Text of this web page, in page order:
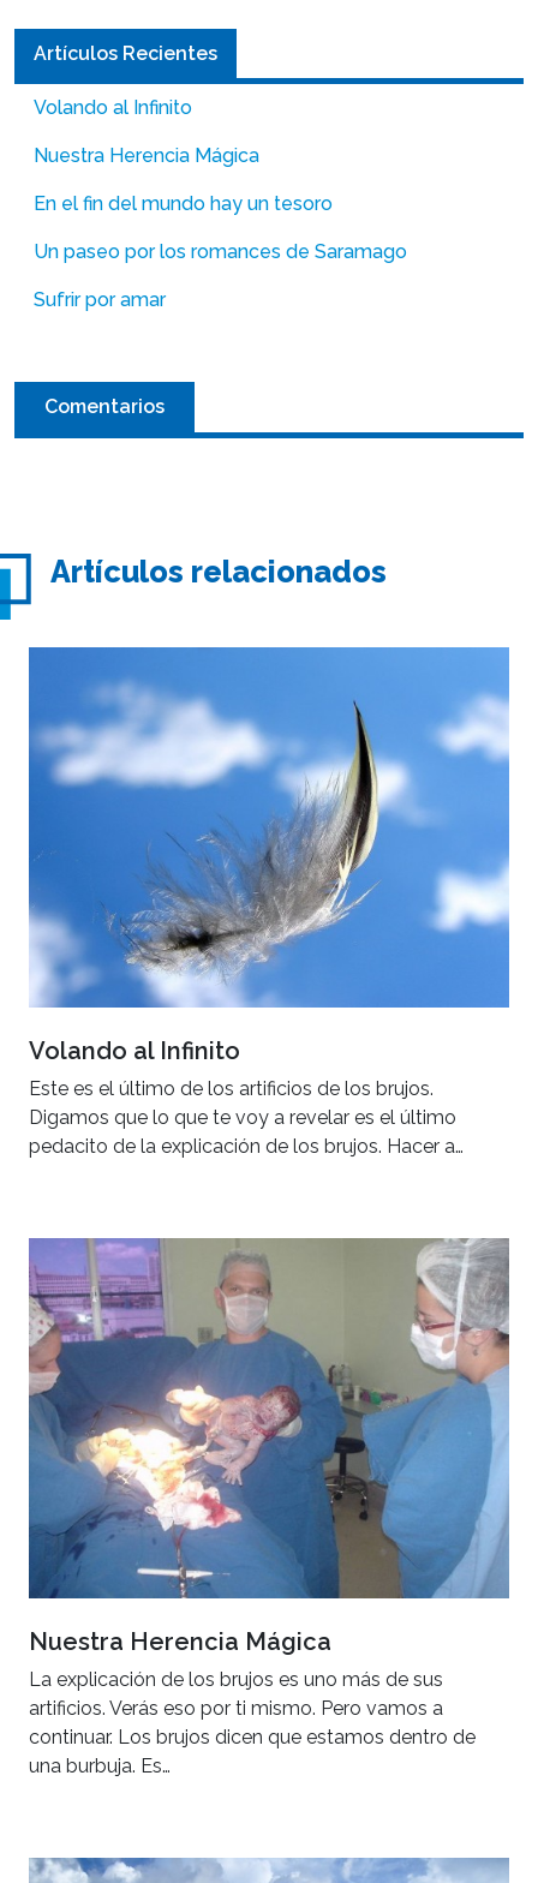
Artículos Recientes
Volando al Infinito
Nuestra Herencia Mágica
En el fin del mundo hay un tesoro
Un paseo por los romances de Saramago
Sufrir por amar
Comentarios
Artículos relacionados
Volando al Infinito
Este es el último de los artificios de los brujos.
Digamos que lo que te voy a revelar es el último
pedacito de la explicación de los brujos. Hacer a…
Nuestra Herencia Mágica
La explicación de los brujos es uno más de sus
artificios. Verás eso por ti mismo. Pero vamos a
continuar. Los brujos dicen que estamos dentro de
una burbuja. Es…